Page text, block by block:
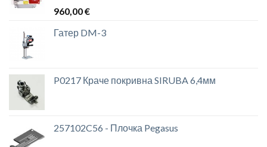
960,00€
Гатер DM-3
P0217 Краче покривна SIRUBA 6,4мм
257102C56 - Плочка Pegasus